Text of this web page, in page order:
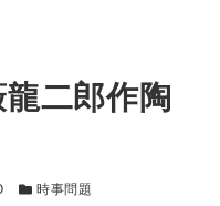
龍二郎作陶
カテゴリー
時事問題